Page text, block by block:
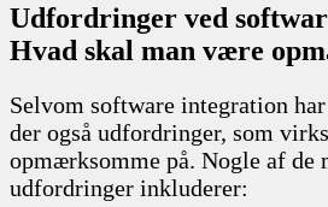
Udfordringer ved
Hvad skal man være
Selvom software integration
der også udfordringer, som
opmærksomme på. Nogle af de
udfordringer inkluderer: